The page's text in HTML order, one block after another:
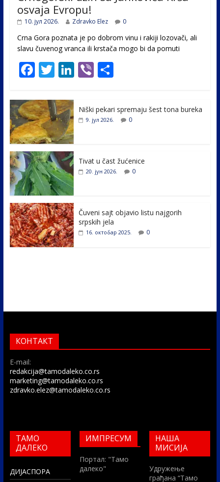
osvaja Evropu!
10. јул 2026. Zdravko Elez 0
Crna Gora poznata je po dobrom vinu i rakiji lozovači, ali
slavu čuvenog vranca ili krstača mogo bi da pomuti
F
e
b
o
o
k
T
itt
er
Li
e
Vi
er
S
e
Niški pekari spremaju šest tona bureka
9. јул 2026. 0
Tivat u čast žućenice
20. јун 2026. 0
Čuveni sajt objavio listu najgorih
srpskih jela
16. октобар 2025. 0
КОНТАКТ
E-mail:
redakcija@tamodaleko.co.rs
marketing@tamodaleko.co.rs
zdravko.elez@tamodaleko.co.rs
ТАМО
ДАЛЕКО
ДИЈАСПОРА
ИМПРЕСУМ
Портал: "Тамо
далеко"
НАША
МИСИЈА
Удружење
грађана “Тамо